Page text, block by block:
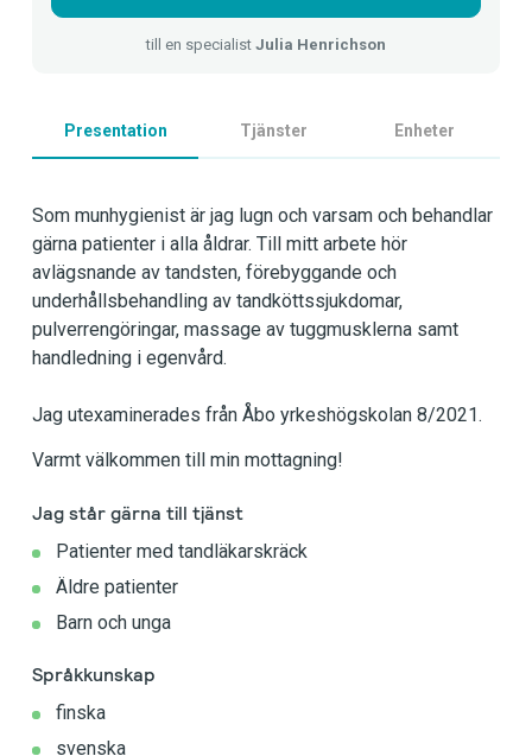
till en specialist Julia Henrichson
Presentation Tjänster Enheter
Som munhygienist är jag lugn och varsam och behandlar
gärna patienter i alla åldrar. Till mitt arbete hör
avlägsnande av tandsten, förebyggande och
underhållsbehandling av tandköttssjukdomar,
pulverrengöringar, massage av tuggmusklerna samt
handledning i egenvård.
Jag utexaminerades från Åbo yrkeshögskolan 8/2021.
Varmt välkommen till min mottagning!
Jag står gärna till tjänst
Patienter med tandläkarskräck
Äldre patienter
Barn och unga
Språkkunskap
finska
svenska